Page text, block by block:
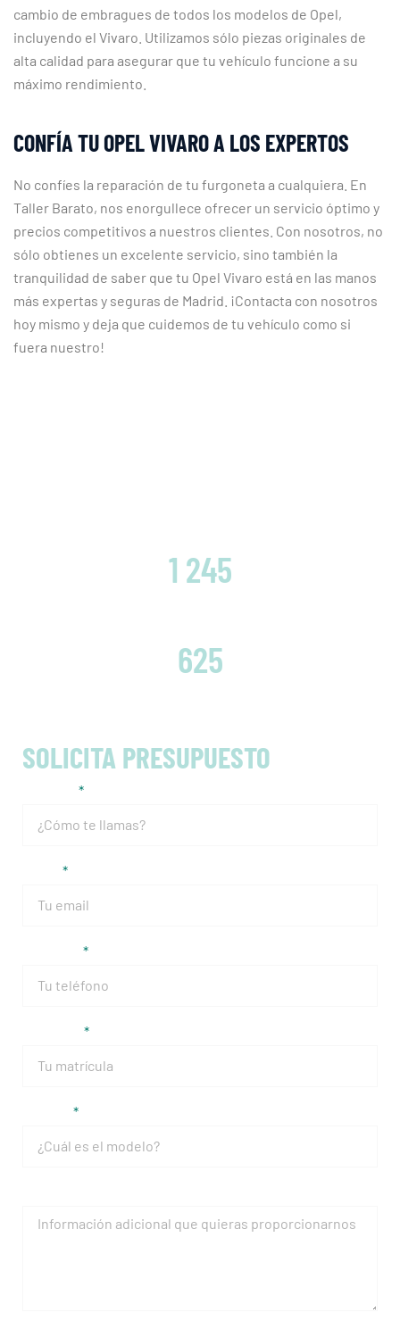
cambio de embragues de todos los modelos de Opel,
incluyendo el Vivaro. Utilizamos sólo piezas originales de
alta calidad para asegurar que tu vehículo funcione a su
máximo rendimiento.
CONFÍA TU OPEL VIVARO A LOS EXPERTOS
No confíes la reparación de tu furgoneta a cualquiera. En
Taller Barato, nos enorgullece ofrecer un servicio óptimo y
precios competitivos a nuestros clientes. Con nosotros, no
sólo obtienes un excelente servicio, sino también la
tranquilidad de saber que tu Opel Vivaro está en las manos
más expertas y seguras de Madrid. ¡Contacta con nosotros
hoy mismo y deja que cuidemos de tu vehículo como si
fuera nuestro!
SOLICITA PRESUPUESTO
1 245
625